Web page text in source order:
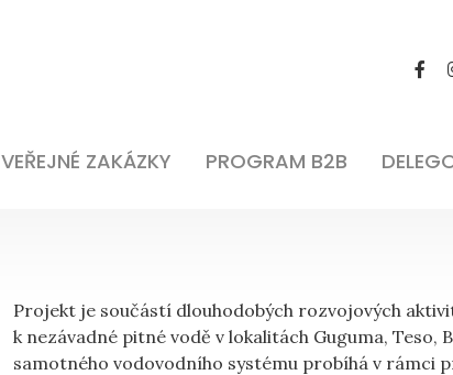
VEŘEJNÉ ZAKÁZKY PROGRAM B2B
Projekt je součástí dlouhodobých rozvojových
k nezávadné pitné vodě v lokalitách Guguma, Teso,
samotného vodovodního systému probíhá v rámci